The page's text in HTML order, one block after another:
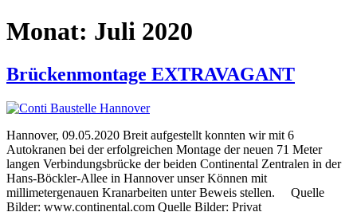
Monat: Juli 2020
Brückenmontage EXTRAVAGANT
Hannover, 09.05.2020 Breit aufgestellt konnten wir mit 6
Autokranen bei der erfolgreichen Montage der neuen 71 Meter
langen Verbindungsbrücke der beiden Continental Zentralen in der
Hans-Böckler-Allee in Hannover unser Können mit
millimetergenauen Kranarbeiten unter Beweis stellen. Quelle
Bilder: www.continental.com Quelle Bilder: Privat